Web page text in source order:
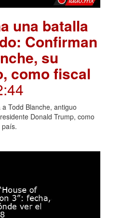
una batalla
Confirman
su
como fiscal
Todd Blanche, antiguo
Donald Trump, como
país.